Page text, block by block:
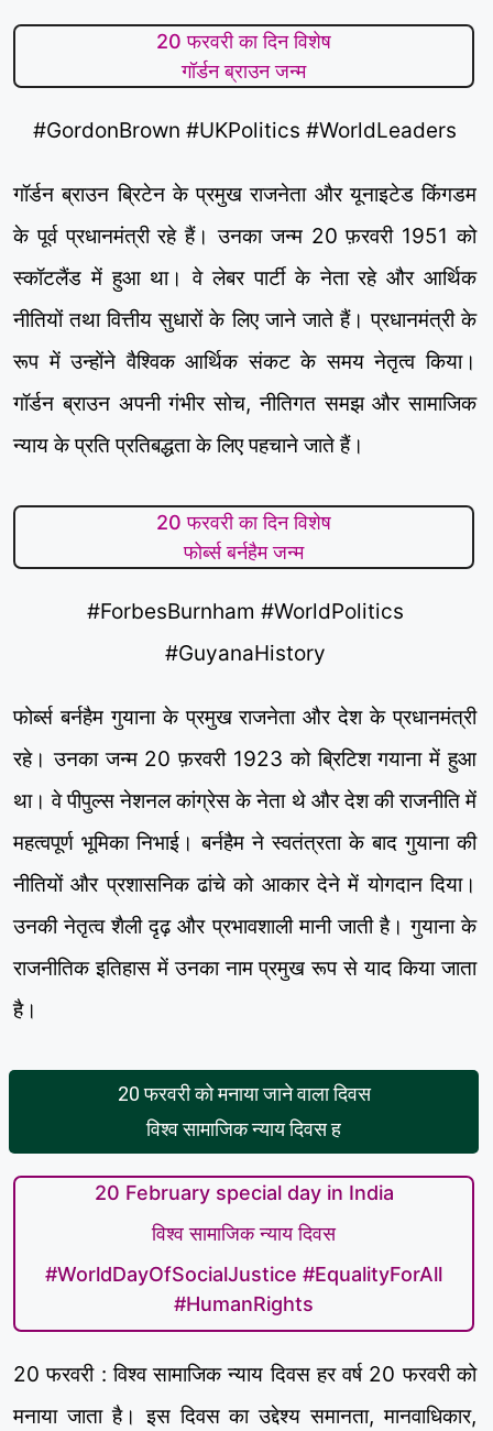
20 फरवरी का दिन विशेष
गॉर्डन ब्राउन जन्म
#GordonBrown #UKPolitics #WorldLeaders
गॉर्डन ब्राउन ब्रिटेन के प्रमुख राजनेता और यूनाइटेड किंगडम
के पूर्व प्रधानमंत्री रहे हैं। उनका जन्म 20 फ़रवरी 1951 को
स्कॉटलैंड में हुआ था। वे लेबर पार्टी के नेता रहे और आर्थिक
नीतियों तथा वित्तीय सुधारों के लिए जाने जाते हैं। प्रधानमंत्री के
रूप में उन्होंने वैश्विक आर्थिक संकट के समय नेतृत्व किया।
गॉर्डन ब्राउन अपनी गंभीर सोच, नीतिगत समझ और सामाजिक
न्याय के प्रति प्रतिबद्धता के लिए पहचाने जाते हैं।
20 फरवरी का दिन विशेष
फोर्ब्स बर्नहैम जन्म
#ForbesBurnham #WorldPolitics
#GuyanaHistory
फोर्ब्स बर्नहैम गुयाना के प्रमुख राजनेता और देश के प्रधानमंत्री
रहे। उनका जन्म 20 फ़रवरी 1923 को ब्रिटिश गयाना में हुआ
था। वे पीपुल्स नेशनल कांग्रेस के नेता थे और देश की राजनीति में
महत्वपूर्ण भूमिका निभाई। बर्नहैम ने स्वतंत्रता के बाद गुयाना की
नीतियों और प्रशासनिक ढांचे को आकार देने में योगदान दिया।
उनकी नेतृत्व शैली दृढ़ और प्रभावशाली मानी जाती है। गुयाना के
राजनीतिक इतिहास में उनका नाम प्रमुख रूप से याद किया जाता
है।
20 फरवरी को मनाया जाने वाला दिवस
विश्व सामाजिक न्याय दिवस ह
20 February special day in India
विश्व सामाजिक न्याय दिवस
#WorldDayOfSocialJustice #EqualityForAll
#HumanRights
20 फरवरी : विश्व सामाजिक न्याय दिवस हर वर्ष 20 फरवरी को
मनाया जाता है। इस दिवस का उद्देश्य समानता, मानवाधिकार,